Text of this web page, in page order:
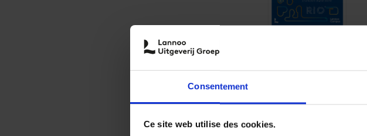
Consentement
Ce site web utilise des cookies.